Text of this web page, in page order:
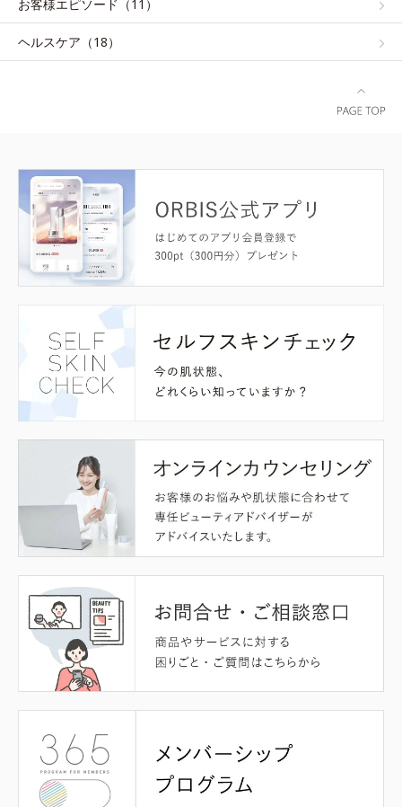
お客様エピソード（11）
ヘルスケア（18）